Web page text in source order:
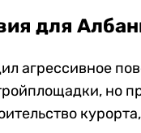
для
агрессивное
но